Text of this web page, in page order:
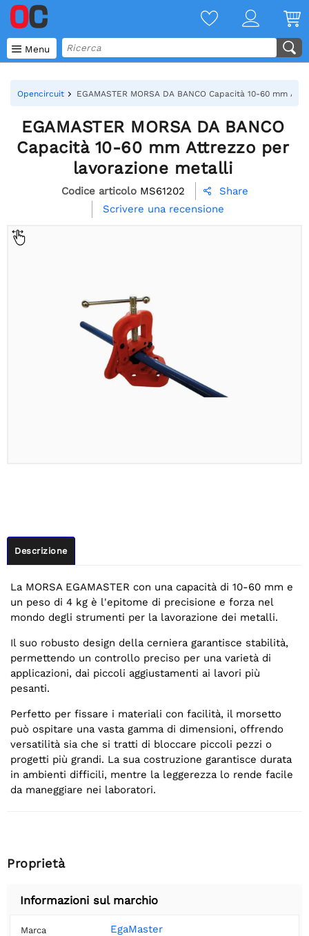
 Menu
Opencircuit EGAMASTER MORSA DA BANCO Capacità 10-60 mm
EGAMASTER MORSA DA BANCO
Capacità 10-60 mm Attrezzo per
lavorazione metalli
Codice articolo MS61202 
Share
Scrivere una recensione
Descrizione
La MORSA EGAMASTER con una capacità di 10-60 mm e
un peso di 4 kg è l'epitome di precisione e forza nel
mondo degli strumenti per la lavorazione dei metalli.
Il suo robusto design della cerniera garantisce stabilità,
permettendo un controllo preciso per una varietà di
applicazioni, dai piccoli aggiustamenti ai lavori più
pesanti.
Perfetto per fissare i materiali con facilità, il morsetto
può ospitare una vasta gamma di dimensioni, offrendo
versatilità sia che si tratti di bloccare piccoli pezzi o
progetti più grandi. La sua costruzione garantisce durata
in ambienti difficili, mentre la leggerezza lo rende facile
da maneggiare nei laboratori.
Proprietà
Informazioni sul marchio
Marca EgaMaster